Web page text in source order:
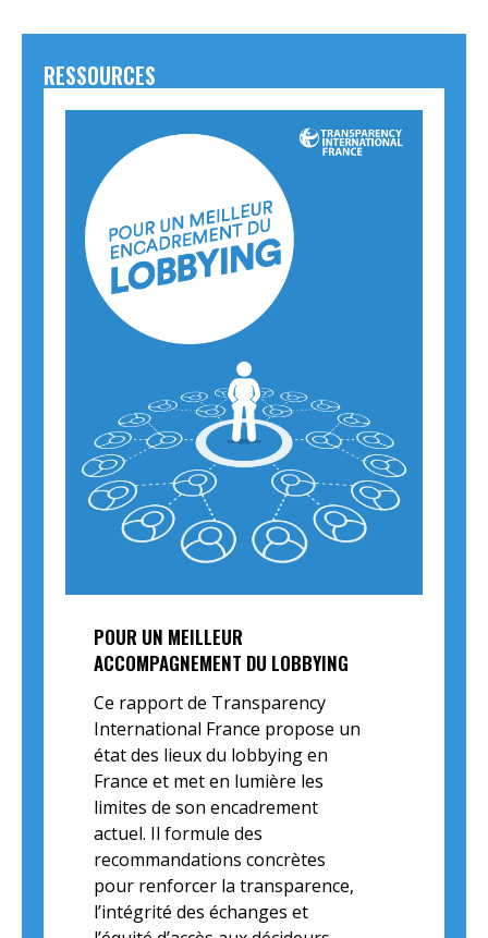
RESSOURCES
POUR UN MEILLEUR
ACCOMPAGNEMENT DU LOBBYING
Ce rapport de Transparency
International France propose un
état des lieux du lobbying en
France et met en lumière les
limites de son encadrement
actuel. Il formule des
recommandations concrètes
pour renforcer la transparence,
l’intégrité des échanges et